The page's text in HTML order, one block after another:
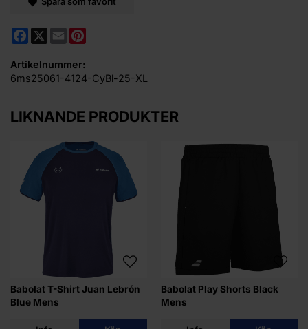
Facebook
X Email
Artikelnummer:
6ms25061-4124-CyBl-25-XL
LIKNANDE PRODUKTER
Babolat T-Shirt Juan Lebrón
Blue Mens
Babolat Play Shorts Black
Mens